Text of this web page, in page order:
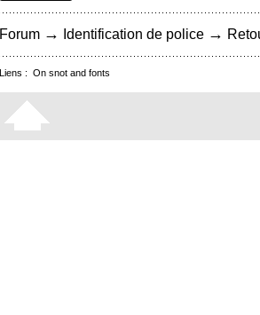
Forum → Identification de police →
Liens : On snot and fonts